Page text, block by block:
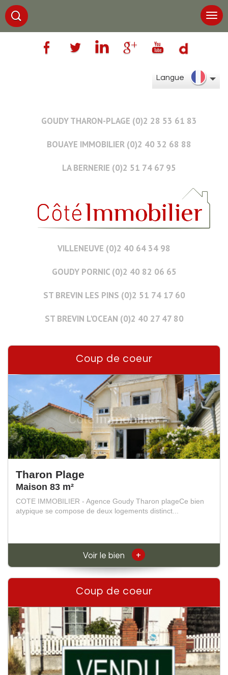
Langue
GOUDY THARON-PLAGE (0)2 28 53 61 83
BOUAYE IMMOBILIER (0)2 40 32 68 88
LA BERNERIE (0)2 51 74 67 95
VILLENEUVE (0)2 40 64 34 98
GOUDY PORNIC (0)2 40 82 06 65
ST BREVIN LES PINS (0)2 51 74 17 60
ST BREVIN L'OCEAN (0)2 40 27 47 80
Coup de coeur
Tharon Plage
Maison 83 m²
COTE IMMOBILIER - Agence Goudy Tharon plageCe bien
atypique se compose de deux logements distinct...
Voir le bien +
Coup de coeur